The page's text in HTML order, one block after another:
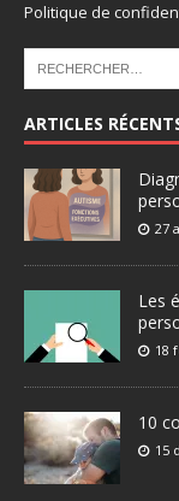
Politique de
ARTICLES
27
Les
18
10
15